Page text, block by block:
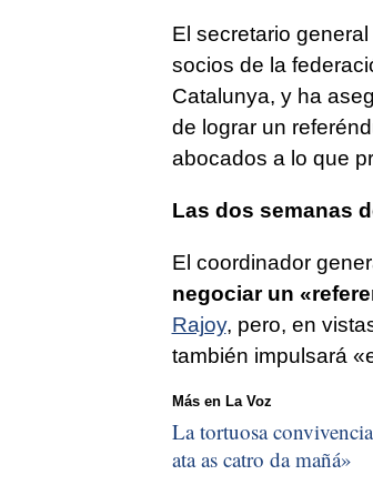
El secretario
socios de la
Catalunya, y ha
de lograr un
abocados a lo que
Las dos semanas
El coordinador
negociar un
Rajoy, pero, en
también impulsará
Más en La Voz
La tortuosa
ata as catro da mañá»